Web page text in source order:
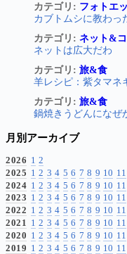
カブトムシに教わっ
カテゴリ: フォトエ
ネットは広大だわ
カテゴリ: ネット&
羊レシピ：紫タマネ
カテゴリ: 旅&食
鍋焼きうどんになぜ
カテゴリ: 旅&食
月別アーカイブ
2026 1 2
2025 1 2 3 4 5 6 7 8 9 10 11
2024 1 2 3 4 5 6 7 8 9 10 11
2023 1 2 3 4 5 6 7 8 9 10 11
2022 1 2 3 4 5 6 7 8 9 10 11
2021 1 2 3 4 5 6 7 8 9 10 11
2020 1 2 3 4 5 6 7 8 9 10 11
2019 1 2 3 4 5 6 7 8 9 10 11